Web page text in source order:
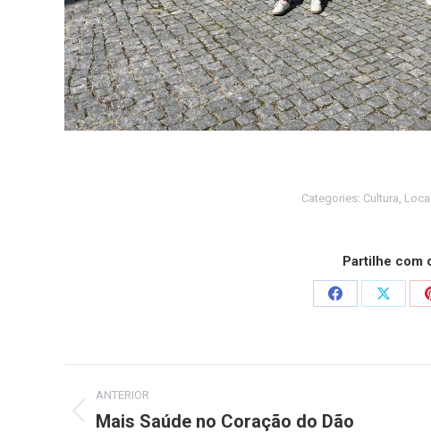
Categories: Cultura
Partilhe com
Share
Share
Post
navigation
ANTERIOR
Previous
Mais Saúde no Coração do Dão